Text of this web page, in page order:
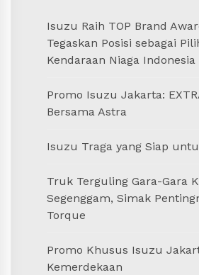
Isuzu Raih TOP Brand
Tegaskan Posisi sebagai
Kendaraan Niaga Indonesia
Promo Isuzu Jakarta:
Bersama Astra
Isuzu Traga yang Siap
Truk Terguling Gara-Gara
Segenggam, Simak
Torque
Promo Khusus Isuzu
Kemerdekaan